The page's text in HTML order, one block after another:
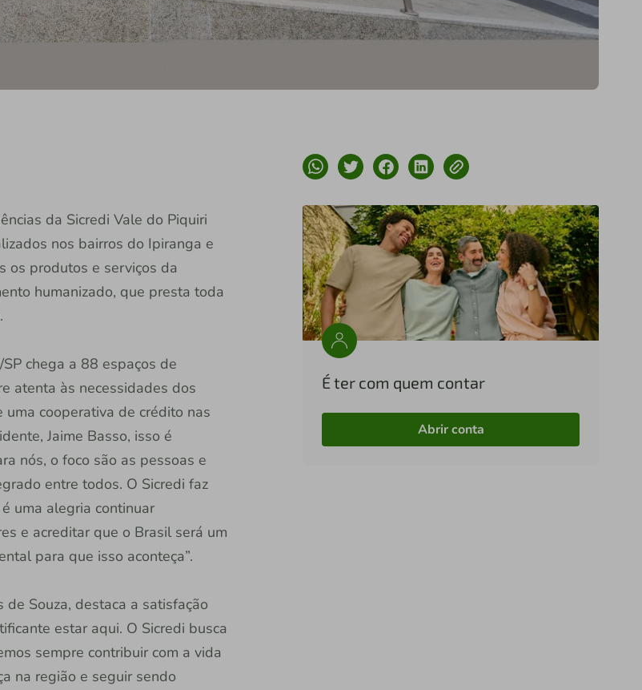
da Sicredi Vale do Piquiri
nos bairros do Ipiranga e
os produtos e serviços da
humanizado, que presta toda
chega a 88 espaços de
atenta às necessidades dos
cooperativa de crédito nas
Jaime Basso, isso é
nós, o foco são as pessoas e
entre todos. O Sicredi faz
uma alegria continuar
e acreditar que o Brasil será um
para que isso aconteça”.
Souza, destaca a satisfação
estar aqui. O Sicredi busca
sempre contribuir com a vida
na região e seguir sendo
É ter com quem contar
Abrir conta